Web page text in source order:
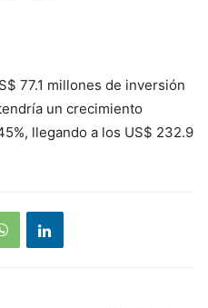
77.1 millones de inversión
un crecimiento
llegando a los US$ 232.9